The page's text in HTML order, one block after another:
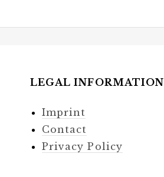
LEGAL INFORMATION
Imprint
Contact
Privacy Policy